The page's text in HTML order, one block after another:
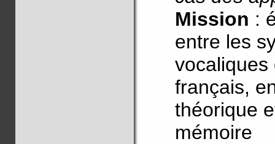
Mission :
entre les
vocaliques
français,
théorique
mémoire